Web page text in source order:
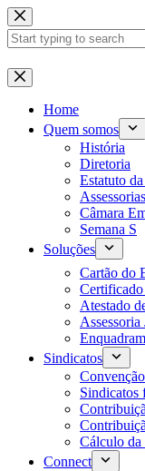
Pular
para
o
Home
Quem somos
História
Diretoria
Estatuto
Câmara
Semana S
Soluções
Cartão do
Atestado
Assessoria
Sindicatos
Sindicatos
Cálculo da
Connect